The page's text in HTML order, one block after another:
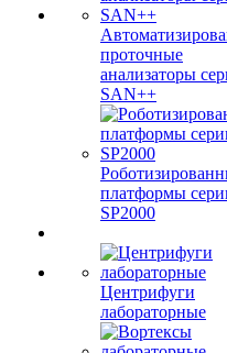
проточные
анализаторы
SAN++
платформы
SP2000
Центрифуги
лабораторные